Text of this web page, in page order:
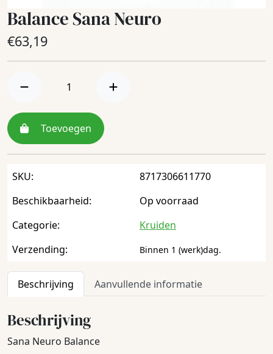
Balance Sana Neuro
€63,19
Toevoegen
SKU:
8717306611770
Beschikbaarheid:
Op voorraad
Categorie:
Kruiden
Verzending:
Binnen 1 (werk)dag.
Beschrijving Aanvullende informatie
Beschrijving
Sana Neuro Balance